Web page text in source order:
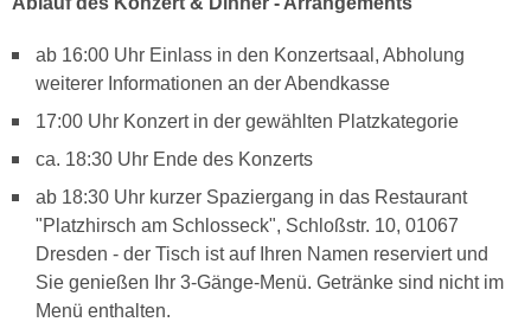
ab 16:00 Uhr Einlass in den Konzertsaal, Abholung
weiterer Informationen an der Abendkasse
17:00 Uhr Konzert in der gewählten Platzkategorie
ca. 18:30 Uhr Ende des Konzerts
ab 18:30 Uhr kurzer Spaziergang in das Restaurant
"Platzhirsch am Schlosseck", Schloßstr. 10, 01067
Dresden - der Tisch ist auf Ihren Namen reserviert und
Sie genießen Ihr 3-Gänge-Menü. Getränke sind nicht im
Menü enthalten.